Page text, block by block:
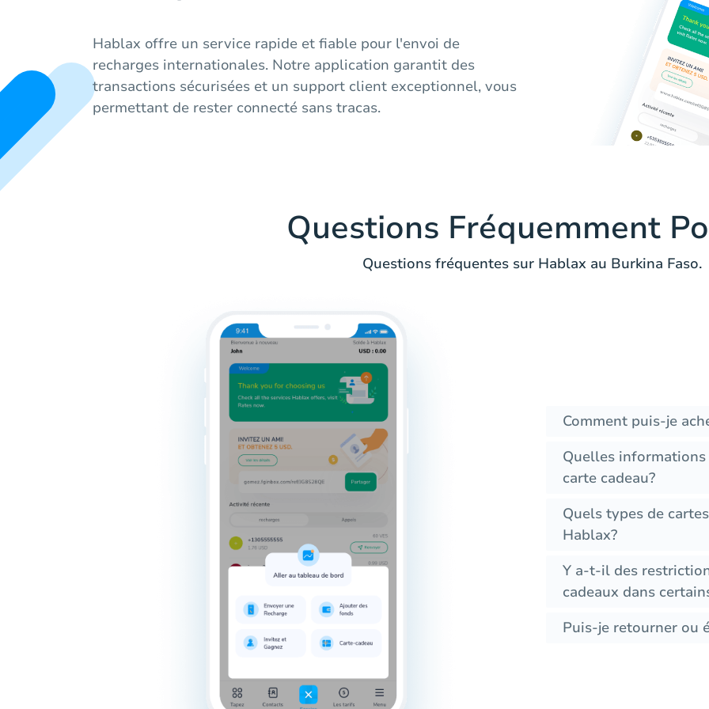
Hablax offre un service rapide et fiable pour l'envoi de
recharges internationales. Notre application garantit des
transactions sécurisées et un support client exceptionnel, vous
permettant de rester connecté sans tracas.
Questions Fréquemment
Questions fréquentes sur Hablax au Burkina Faso.
Comment puis-je
Quelles
carte cadeau?
Quels types de
Hablax?
Y a-t-il des
cadeaux dans
Puis-je retourner ou